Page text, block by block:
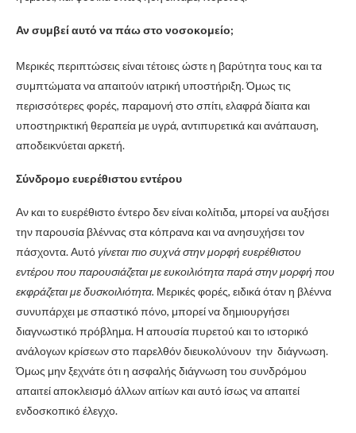
Αν συμβεί αυτό να πάω στο νοσοκομείο;
Μερικές περιπτώσεις είναι τέτοιες ώστε η βαρύτητα τους και τα
συμπτώματα να απαιτούν ιατρική υποστήριξη. Όμως τις
περισσότερες φορές, παραμονή στο σπίτι, ελαφρά δίαιτα και
υποστηρικτική θεραπεία με υγρά, αντιπυρετικά και ανάπαυση,
αποδεικνύεται αρκετή.
Σύνδρομο ευερέθιστου εντέρου
Αν και το ευερέθιστο έντερο δεν είναι κολίτιδα, μπορεί να αυξήσει
την παρουσία βλέννας στα κόπρανα και να ανησυχήσει τον
πάσχοντα. Αυτόγίνεται πιο συχνά στην μορφή ευερέθιστου
εντέρου που παρουσιάζεται με ευκοιλιότητα παρά στην μορφή που
εκφράζεται με δυσκοιλιότητα. Μερικές φορές, ειδικά όταν η βλέννα
συνυπάρχει με σπαστικό πόνο, μπορεί να δημιουργήσει
διαγνωστικό πρόβλημα. Η απουσία πυρετού και το ιστορικό
ανάλογων κρίσεων στο παρελθόν διευκολύνουν την διάγνωση.
Όμως μην ξεχνάτε ότι η ασφαλής διάγνωση του συνδρόμου
απαιτεί αποκλεισμό άλλων αιτίων και αυτό ίσως να απαιτεί
ενδοσκοπικό έλεγχο.